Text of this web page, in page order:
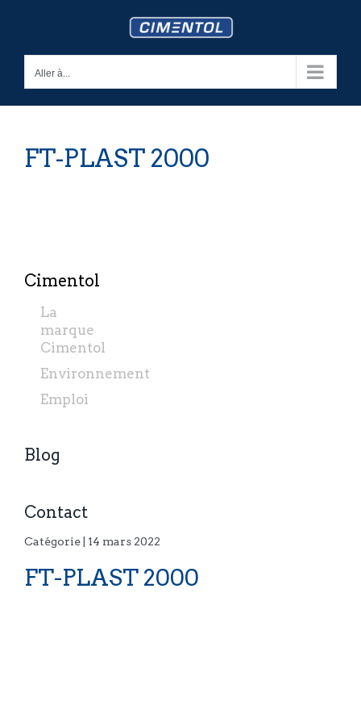
Aller à...
FT-PLAST 2000
Cimentol
La
marque
Cimentol
Environnement
Emploi
Blog
Contact
Catégorie | 14 mars 2022
FT-PLAST 2000